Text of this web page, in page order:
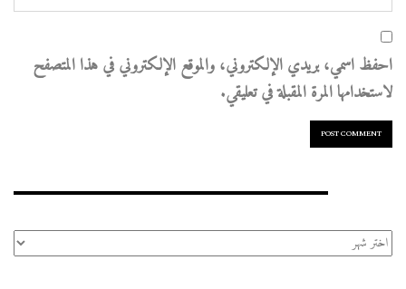
احفظ اسمي، بريدي الإلكتروني، والموقع الإلكتروني في هذا المتصفح
لاستخدامها المرة المقبلة في تعليقي.
الأرشيف